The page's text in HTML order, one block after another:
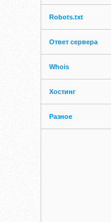
Robots.txt
Ответ сервера
Whois
Хостинг
Разное